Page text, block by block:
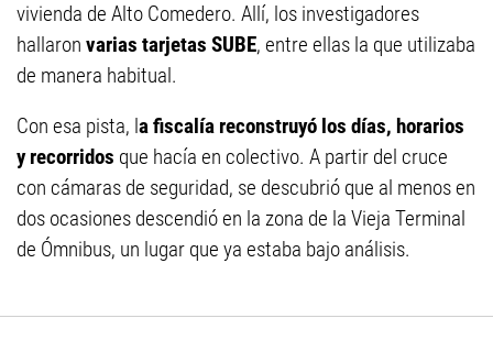
vivienda de Alto Comedero. Allí, los investigadores
hallaron varias tarjetas SUBE, entre ellas la que utilizaba
de manera habitual.
Con esa pista, la fiscalía reconstruyó los días, horarios
y recorridos que hacía en colectivo. A partir del cruce
con cámaras de seguridad, se descubrió que al menos en
dos ocasiones descendió en la zona de la Vieja Terminal
de Ómnibus, un lugar que ya estaba bajo análisis.